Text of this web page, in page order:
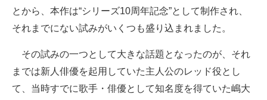
とから、本作は“シリーズ10周年記念”として制作され、
それまでにない試みがいくつも盛り込まれました。
その試みの一つとして大きな話題となったのが、それ
までは新人俳優を起用していた主人公のレッド役とし
て、当時すでに歌手・俳優として知名度を得ていた嶋大